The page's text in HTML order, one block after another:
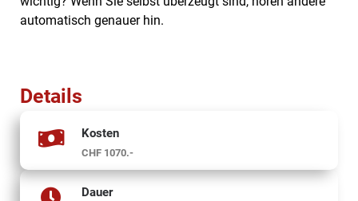
automatisch genauer hin.
Details
Kosten
CHF 1070.-
Dauer